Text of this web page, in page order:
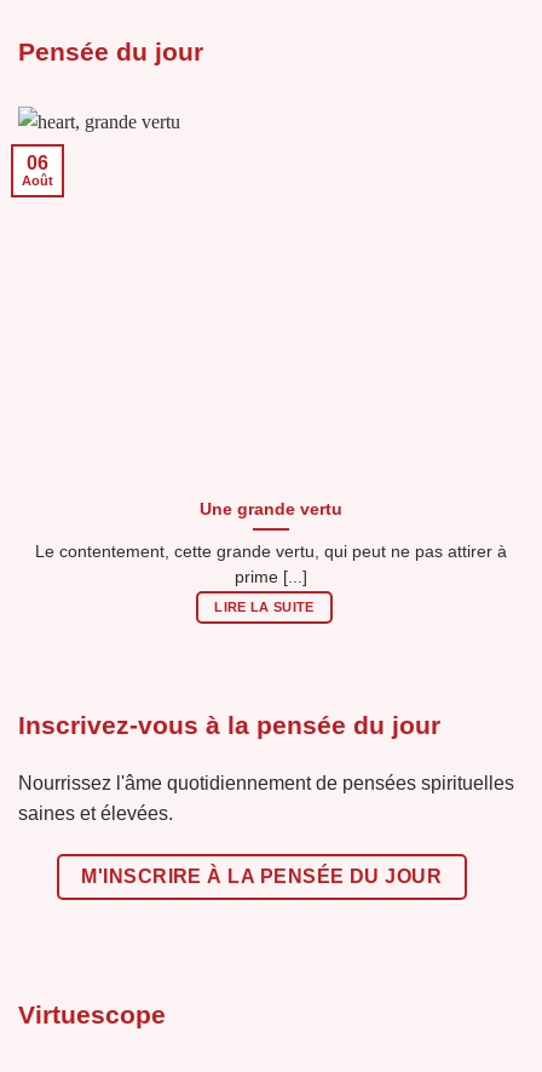
Pensée du jour
Une grande vertu
Le contentement, cette grande vertu, qui peut ne pas attirer à
prime [...]
LIRE LA SUITE
06
Août
Inscrivez-vous à la pensée du jour
Nourrissez l'âme quotidiennement de pensées spirituelles
saines et élevées.
M'INSCRIRE À LA PENSÉE DU JOUR
Virtuescope